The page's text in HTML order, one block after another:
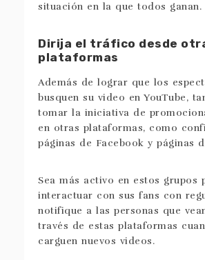
situación en la que todos ganan.
Dirija el tráfico desde
plataformas
Además de lograr que los
busquen su video en YouTube,
tomar la iniciativa de
en otras plataformas, como
páginas de Facebook y páginas
Sea más activo en estos grupos
interactuar con sus fans con
notifique a las personas que
través de estas plataformas
carguen nuevos videos.